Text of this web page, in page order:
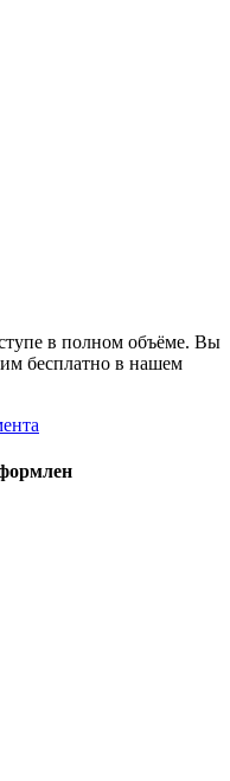
в полном объёме. Вы
бесплатно в нашем